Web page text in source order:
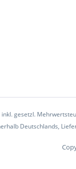
inkl. gesetzl.
Deutschlands,